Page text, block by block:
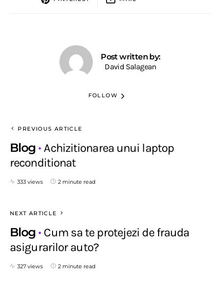
Post written by:
David Salagean
FOLLOW
PREVIOUS ARTICLE
Blog
Achizitionarea unui laptop
reconditionat
333 views 2 minute read
NEXT ARTICLE
Blog
Cum sa te protejezi de frauda
asigurarilor auto?
327 views 2 minute read